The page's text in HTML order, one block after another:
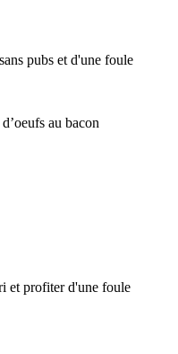
pubs et d'une foule
au bacon
et profiter d'une foule